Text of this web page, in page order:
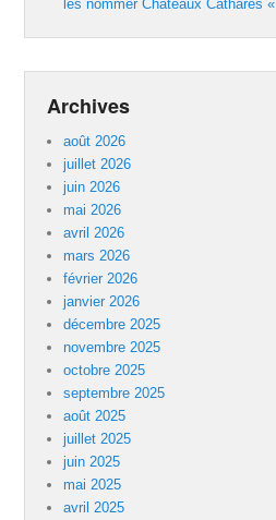
les nommer Châteaux Cathares «
Archives
août 2026
juillet 2026
juin 2026
mai 2026
avril 2026
mars 2026
février 2026
janvier 2026
décembre 2025
novembre 2025
octobre 2025
septembre 2025
août 2025
juillet 2025
juin 2025
mai 2025
avril 2025